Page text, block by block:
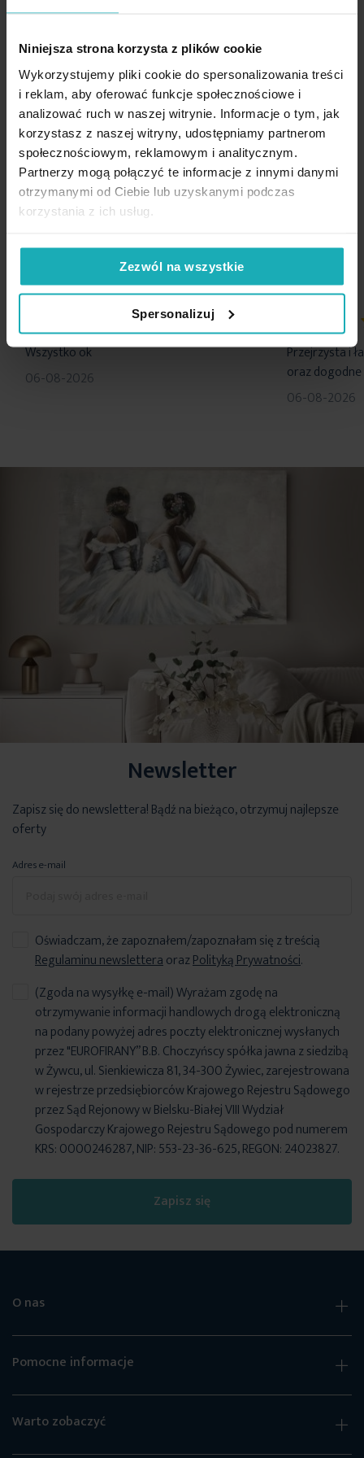
Niniejsza strona korzysta z plików cookie
Wykorzystujemy pliki cookie do spersonalizowania treści
i reklam, aby oferować funkcje społecznościowe i
analizować ruch w naszej witrynie. Informacje o tym, jak
korzystasz z naszej witryny, udostępniamy partnerom
społecznościowym, reklamowym i analitycznym.
Partnerzy mogą połączyć te informacje z innymi danymi
otrzymanymi od Ciebie lub uzyskanymi podczas
korzystania z ich usług.
Zezwól na wszystkie
Spersonalizuj
Tolerancja rozmiaru
5%
Waga netto
400 g
Pobierz instrukcję użytkowania i bezpieczeństwa produktu
łatwe przesuwanie firany po szynie sufitowej,
równomierne marszczenie i estetyczny wygląd.
Flexto mały element mocujący (haczyk/ślizg), który łączy firanę z
szyną. Wpinany w taśmę flex wszytą w materiał, pozwala uzyskać
równomierne marszczenie i estetyczne ułożenie firany. To wygodna
i nowoczesna alternatywa dla klasycznych żabek, dzięki której
dekoracja okna zawsze wygląda nienagannie.
Podany wymiar dotyczy szerokości zasłony na gotowo, po
zmarszczeniu.
szerokość: 230 cm
wysokość: 170 cm
Nie suszyć w suszarce bębnowej
Opinie potwierdzone zakupem
100%
Wszystko ok
06-08-2026
100%
Przejrzysta i
oraz
06-08-2026
Newsletter
Zapisz się do newslettera! Bądź na bieżąco, otrzymuj najlepsze
oferty
Adres e-mail
Oświadczam, że zapoznałem/zapoznałam się z treścią
Regulaminu newsletteraorazPolityką Prywatności.
Zapisz się
(Zgoda na wysyłkę e-mail) Wyrażam zgodę na
otrzymywanie informacji handlowych drogą elektroniczną
na podany powyżej adres poczty elektronicznej wysłanych
przez "EUROFIRANY” B.B. Choczyńscy spółka jawna z siedzibą
w Żywcu, ul. Sienkiewicza 81, 34-300 Żywiec, zarejestrowana
w rejestrze przedsiębiorców Krajowego Rejestru Sądowego
przez Sąd Rejonowy w Bielsku-Białej VIII Wydział
Gospodarczy Krajowego Rejestru Sądowego pod numerem
KRS: 0000246287, NIP: 553-23-36-625, REGON: 24023827.
O nas
Pomocne informacje
Warto zobaczyć